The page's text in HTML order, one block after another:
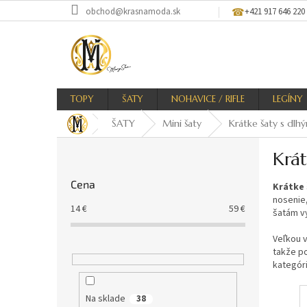
na
obchod@krasnamoda.sk +421 917 646 220
TOPY ŠATY NOHAVICE / RIFLE LEGÍNY
ŠATY Mini šaty Krátke šaty s
Cena
14€ 59€
Na sklade 38
Krátke
šatám
Veľkou
takže